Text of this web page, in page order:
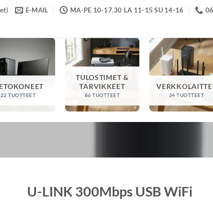
E-MAIL MA-PE 10-17.30 LA 11-15 SU 14-16
22 TUOTTEET
TULOSTIMET &
TARVIKKEET
86 TUOTTEET 34 TUOTTEET
U-LINK 300Mbps USB WiFi